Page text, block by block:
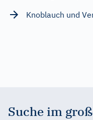
Knoblauch und
Suche im